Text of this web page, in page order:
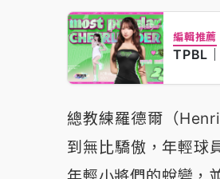
編輯推薦
TPBL
總教練羅德爾（
到無比驕傲，年輕球